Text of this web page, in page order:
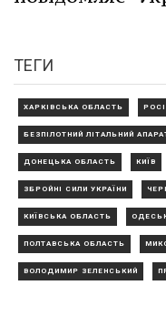
ТЕГИ
ХАРКІВСЬКА ОБЛАСТЬ
БЕЗПІЛОТНИЙ ЛІТАЛЬНИЙ
ДОНЕЦЬКА ОБЛАСТЬ КИЇВ
ЗБРОЙНІ СИЛИ УКРАЇНИ
КИЇВСЬКА ОБЛАСТЬ
ПОЛТАВСЬКА ОБЛАСТЬ
ВОЛОДИМИР ЗЕЛЕНСЬКИЙ